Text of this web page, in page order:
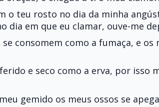
o teu rosto no dia da minha
dia em que eu clamar, ouve-me
consomem como a fumaça, e os
e seco como a erva, por isso
gemido os meus ossos se